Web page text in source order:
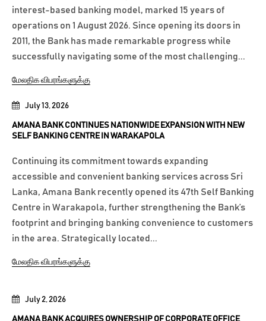
July 2, 2026
AMANA BANK ACQUIRES OWNERSHIP OF CORPORATE OFFICE
July 13, 2026
AMANA BANK CONTINUES NATIONWIDE EXPANSION WITH NEW
SELF BANKING CENTRE IN WARAKAPOLA
Continuing its commitment towards expanding
accessible and convenient banking services across Sri
Lanka, Amana Bank recently opened its 47th Self Banking
Centre in Warakapola, further strengthening the Bank’s
footprint and bringing banking convenience to customers
in the area. Strategically located...
மேலதிக விபரங்களுக்கு
interest-based banking model, marked 15 years of
operations on 1 August 2026. Since opening its doors in
2011, the Bank has made remarkable progress while
successfully navigating some of the most challenging...
மேலதிக விபரங்களுக்கு